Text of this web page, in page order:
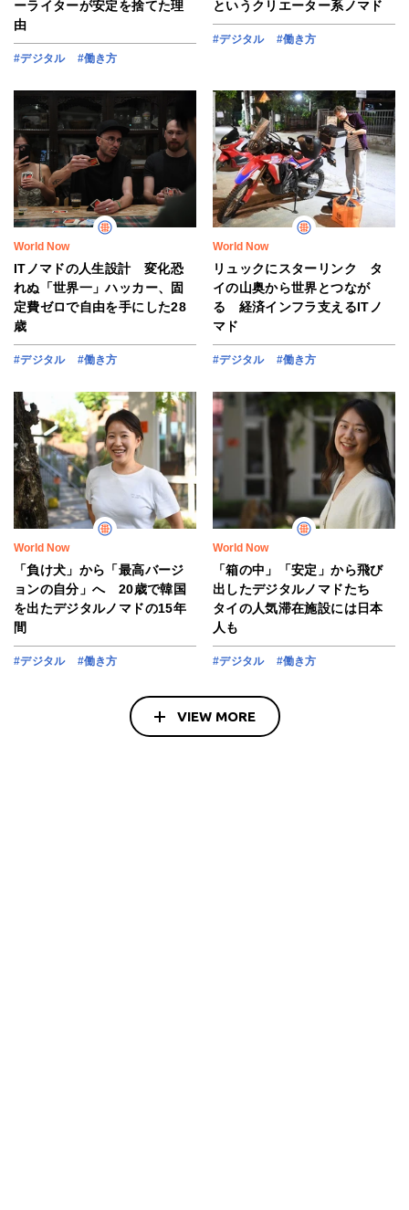
ーライターが安定を捨てた理
由
#デジタル #働き方
というクリエーター系ノマド
#デジタル #働き方
World Now
ITノマドの人生設計 変化恐
れぬ「世界一」ハッカー、固
定費ゼロで自由を手にした28
歳
#デジタル #働き方
World Now
リュックにスターリンク タ
イの山奥から世界とつなが
る 経済インフラ支えるITノ
マド
#デジタル #働き方
World Now
「負け犬」から「最高バージ
ョンの自分」へ 20歳で韓国
を出たデジタルノマドの15年
間
#デジタル #働き方
World Now
「箱の中」「安定」から飛び
出したデジタルノマドたち
タイの人気滞在施設には日本
人も
#デジタル #働き方
VIEW MORE